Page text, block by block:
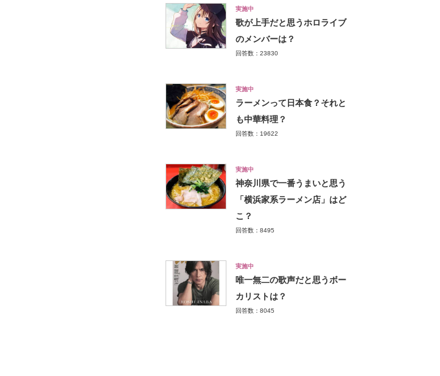
実施中
歌が上手だと思うホロライブ
のメンバーは？
回答数：23830
実施中
ラーメンって日本食？それと
も中華料理？
回答数：19622
実施中
神奈川県で一番うまいと思う
「横浜家系ラーメン店」はど
こ？
回答数：8495
実施中
唯一無二の歌声だと思うボー
カリストは？
回答数：8045